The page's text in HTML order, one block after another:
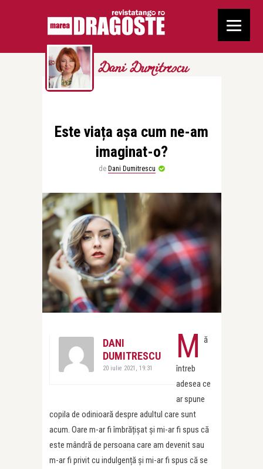
Dani Dumitrescu
Este viața așa cum ne-am
imaginat-o?
de Dani Dumitrescu
DANI
DUMITRESCU
20 iulie 2021, 19:31
M ă
întreb
adesea ce
ar spune
copila de odinioară despre adultul care sunt
acum. Oare m-ar fi îmbrățișat și mi-ar fi spus că
este mândră de persoana care am devenit sau
m-ar fi privit cu indulgență și mi-ar fi spus că se